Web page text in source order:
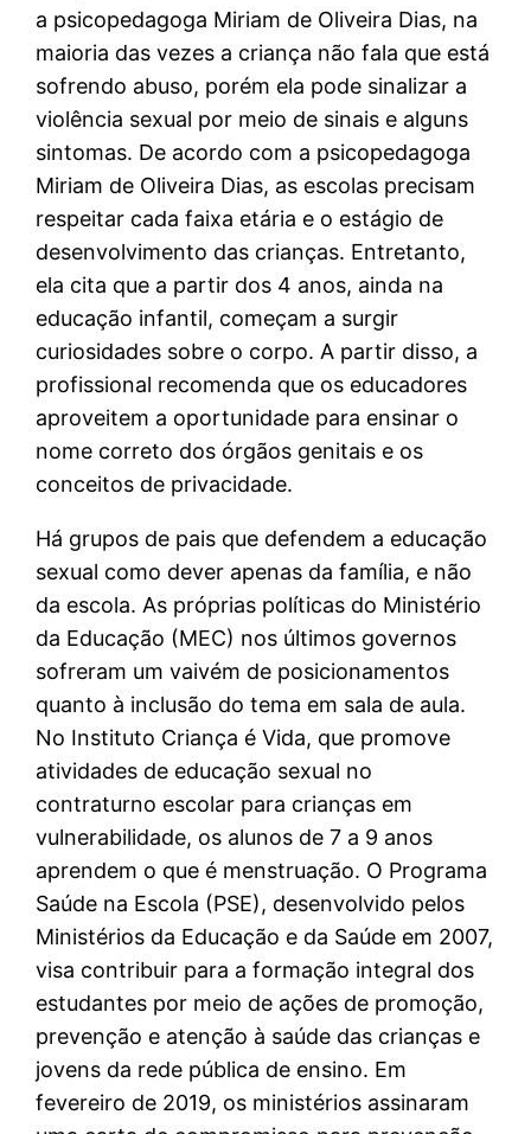
a psicopedagoga Miriam de Oliveira Dias, na
maioria das vezes a criança não fala que está
sofrendo abuso, porém ela pode sinalizar a
violência sexual por meio de sinais e alguns
sintomas. De acordo com a psicopedagoga
Miriam de Oliveira Dias, as escolas precisam
respeitar cada faixa etária e o estágio de
desenvolvimento das crianças. Entretanto,
ela cita que a partir dos 4 anos, ainda na
educação infantil, começam a surgir
curiosidades sobre o corpo. A partir disso, a
profissional recomenda que os educadores
aproveitem a oportunidade para ensinar o
nome correto dos órgãos genitais e os
conceitos de privacidade.
Há grupos de pais que defendem a educação
sexual como dever apenas da família, e não
da escola. As próprias políticas do Ministério
da Educação (MEC) nos últimos governos
sofreram um vaivém de posicionamentos
quanto à inclusão do tema em sala de aula.
No Instituto Criança é Vida, que promove
atividades de educação sexual no
contraturno escolar para crianças em
vulnerabilidade, os alunos de 7 a 9 anos
aprendem o que é menstruação. O Programa
Saúde na Escola (PSE), desenvolvido pelos
Ministérios da Educação e da Saúde em 2007,
visa contribuir para a formação integral dos
estudantes por meio de ações de promoção,
prevenção e atenção à saúde das crianças e
jovens da rede pública de ensino. Em
fevereiro de 2019, os ministérios assinaram